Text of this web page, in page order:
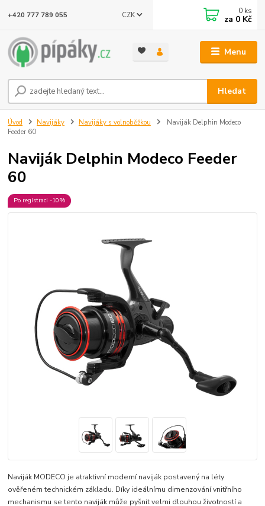
Menu
CZK
Hledat
+420 777 789 055 0 ks
za 0 Kč
Úvod Navijáky Navijáky s volnoběžkou
Naviják Delphin Modeco
Feeder 60
Naviják Delphin Modeco Feeder
60
Po registraci -10%
Naviják MODECO je atraktivní moderní naviják postavený na léty
ověřeném technickém základu. Díky ideálnímu dimenzování vnitřního
mechanismu se tento naviják může pyšnit velmi dlouhou životností a